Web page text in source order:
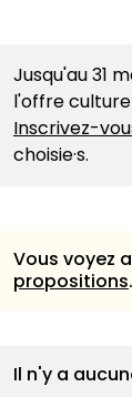
Jusqu'au 31
l'offre
Inscrivez-
choisie·s.
Vous voyez
propositions.
Il n'y a